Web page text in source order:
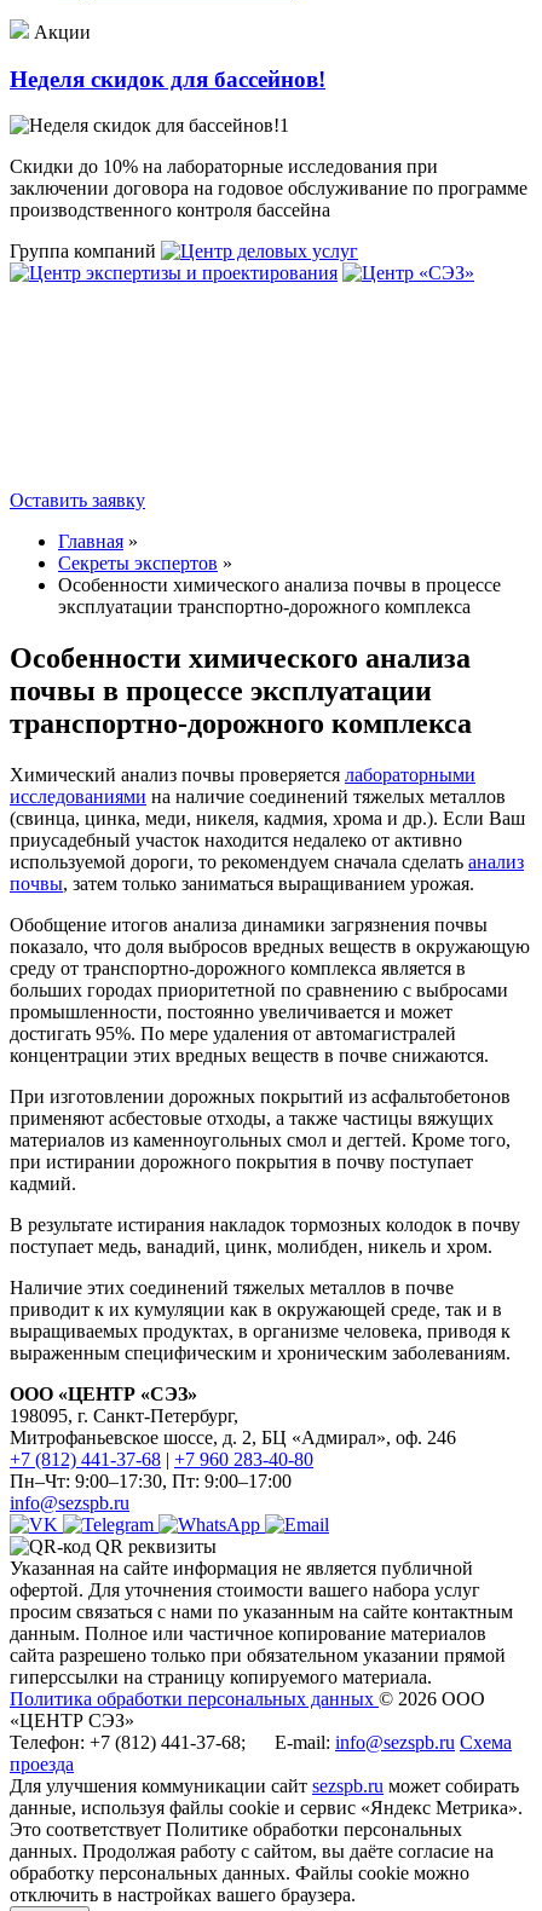
Акции
Неделя скидок для бассейнов!
Скидки до 10% на лабораторные исследования при
заключении договора на годовое обслуживание по программе
производственного контроля бассейна
Группа компаний
Оставить заявку
Главная »
Секреты экспертов »
Особенности химического анализа почвы в процессе
эксплуатации транспортно-дорожного комплекса
Особенности химического анализа
почвы в процессе эксплуатации
транспортно-дорожного комплекса
Химический анализ почвы проверяется лабораторными
исследованиями на наличие соединений тяжелых металлов
(свинца, цинка, меди, никеля, кадмия, хрома и др.). Если Ваш
приусадебный участок находится недалеко от активно
используемой дороги, то рекомендуем сначала сделать анализ
почвы, затем только заниматься выращиванием урожая.
Обобщение итогов анализа динамики загрязнения почвы
показало, что доля выбросов вредных веществ в окружающую
среду от транспортно-дорожного комплекса является в
больших городах приоритетной по сравнению с выбросами
промышленности, постоянно увеличивается и может
достигать 95%. По мере удаления от автомагистралей
концентрации этих вредных веществ в почве снижаются.
При изготовлении дорожных покрытий из асфальтобетонов
применяют асбестовые отходы, а также частицы вяжущих
материалов из каменноугольных смол и дегтей. Кроме того,
при истирании дорожного покрытия в почву поступает
кадмий.
В результате истирания накладок тормозных колодок в почву
поступает медь, ванадий, цинк, молибден, никель и хром.
Наличие этих соединений тяжелых металлов в почве
приводит к их кумуляции как в окружающей среде, так и в
выращиваемых продуктах, в организме человека, приводя к
выраженным специфическим и хроническим заболеваниям.
ООО «ЦЕНТР «СЭЗ»
198095, г. Санкт-Петербург,
Митрофаньевское шоссе, д. 2, БЦ «Адмирал», оф. 246
+7 (812) 441-37-68 | +7 960 283-40-80
Пн–Чт: 9:00–17:30, Пт: 9:00–17:00
info@sezspb.ru
QR реквизиты
Указанная на сайте информация не является публичной
офертой. Для уточнения стоимости вашего набора услуг
просим связаться с нами по указанным на сайте контактным
данным. Полное или частичное копирование материалов
сайта разрешено только при обязательном указании прямой
гиперссылки на страницу копируемого материала.
Политика обработки персональных данных © 2026 ООО
«ЦЕНТР СЭЗ»
Телефон: +7 (812) 441-37-68; E-mail: info@sezspb.ru Схема
проезда
Для улучшения коммуникации сайт sezspb.ru может собирать
данные, используя файлы cookie и сервис «Яндекс Метрика».
Это соответствует Политике обработки персональных
данных. Продолжая работу с сайтом, вы даёте согласие на
обработку персональных данных. Файлы cookie можно
отключить в настройках вашего браузера.